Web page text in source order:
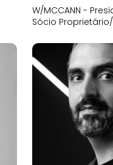
W/MCCANN -
Sócio